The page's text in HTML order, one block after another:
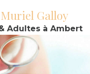
Galloy
Adultes à Ambert